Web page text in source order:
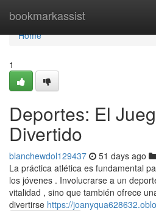
bookmarkassist
Home
Home
1
Deportes: El
Divertido
blanchewdol129437 51 days ago
La práctica atlética es fundamental
los jóvenes . Involucrarse a un
vitalidad , sino que también ofrece
divertirse https://